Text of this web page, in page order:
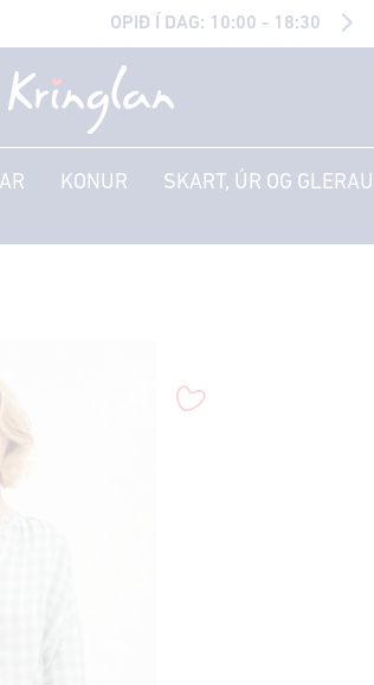
OPIÐ Í DAG: 10:00 - 18:30
KONUR SKART, ÚR OG